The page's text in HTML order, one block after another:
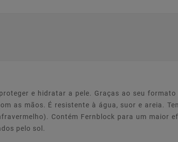
e hidratar a pele. Graças ao seu
as mãos. É resistente à água, suor e areia.
Contém Fernblock para um maior
pelo sol.